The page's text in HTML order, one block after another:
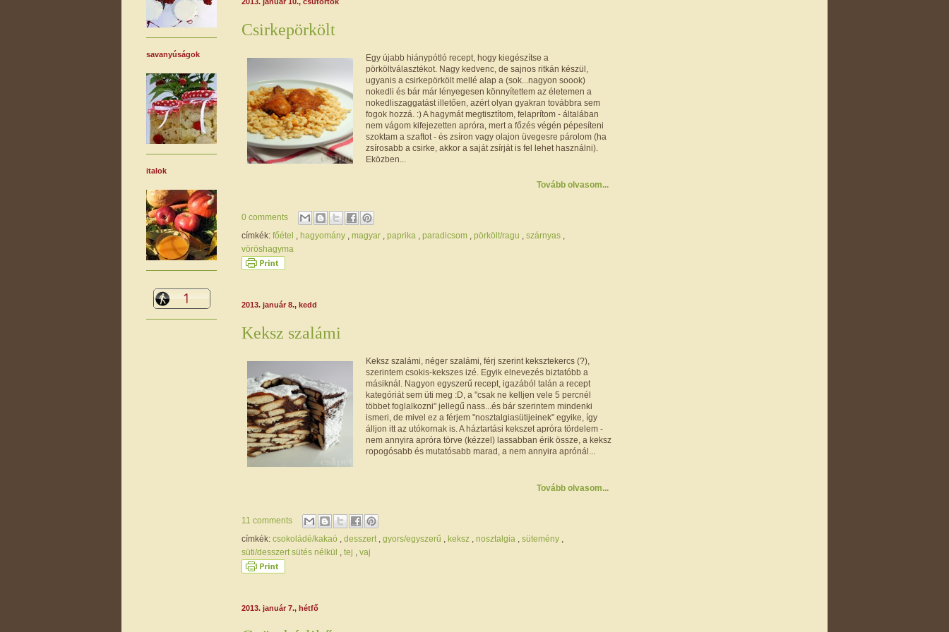
Csirkepörkölt
Egy újabb hiánypótló recept, hogy kiegészítse a
pörköltválasztékot. Nagy kedvenc, de sajnos ritkán készül,
ugyanis a csirkepörkölt mellé alap a (sok...nagyon soook)
nokedli és bár már lényegesen könnyítettem az életemen a
nokedliszaggatást illetően, azért olyan gyakran továbbra sem
fogok hozzá. :) A hagymát megtisztítom, felaprítom - általában
nem vágom kifejezetten apróra, mert a főzés végén pépesíteni
szoktam a szaftot - és zsíron vagy olajon üvegesre párolom (ha
zsírosabb a csirke, akkor a saját zsírját is fel lehet használni).
Eközben...
Tovább olvasom...
0 comments
címkék: főétel , hagyomány , magyar , paprika , paradicsom , pörkölt/ragu , szárnyas ,
vöröshagyma
2013. január 8., kedd
Keksz szalámi
Keksz szalámi, néger szalámi, férj szerint keksztekercs (?),
szerintem csokis-kekszes izé. Egyik elnevezés biztatóbb a
másiknál. Nagyon egyszerű recept, igazából talán a recept
kategóriát sem üti meg :D, a "csak ne kelljen vele 5 percnél
többet foglalkozni" jellegű nass...és bár szerintem mindenki
ismeri, de mivel ez a férjem "nosztalgiasütijeinek" egyike, így
álljon itt az utókornak is. A háztartási kekszet apróra tördelem -
nem annyira apróra törve (kézzel) lassabban érik össze, a keksz
ropogósabb és mutatósabb marad, a nem annyira aprónál...
Tovább olvasom...
11 comments
címkék: csokoládé/kakaó , desszert , gyors/egyszerű , keksz , nosztalgia , sütemény ,
süti/desszert sütés nélkül , tej , vaj
2013. január 7., hétfő
savanyúságok
italok